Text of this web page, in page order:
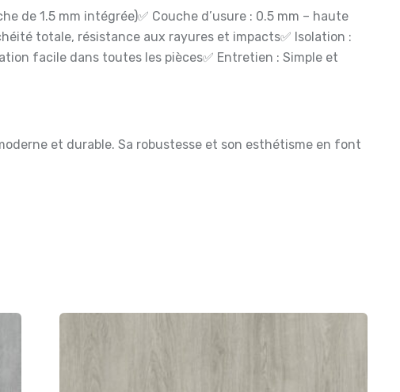
de 1.5 mm intégrée)✅ Couche d’usure : 0.5 mm – haute
totale, résistance aux rayures et impacts✅ Isolation :
facile dans toutes les pièces✅ Entretien : Simple et
et durable. Sa robustesse et son esthétisme en font